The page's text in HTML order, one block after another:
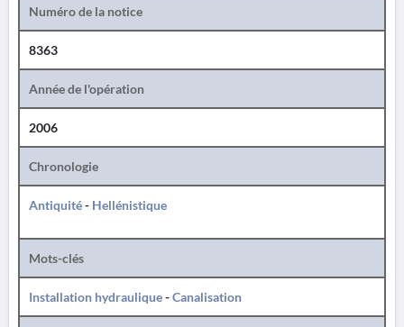
Numéro de la notice
8363
Année de l'opération
2006
Chronologie
Antiquité- Hellénistique
Mots-clés
Installation hydraulique-Canalisation